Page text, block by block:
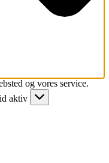
og vores service.
aktiv